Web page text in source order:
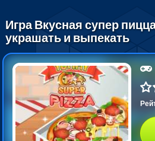
Игра Вкусная супер
украшать и выпекать